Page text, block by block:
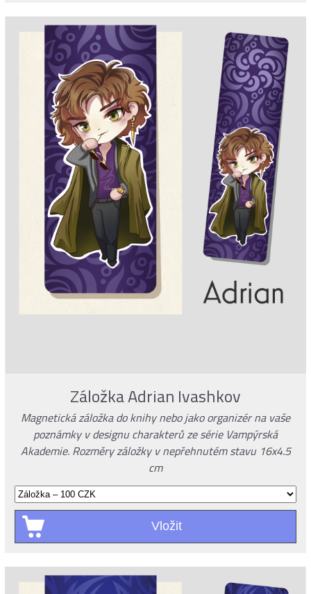
Záložka Adrian Ivashkov
Magnetická záložka do knihy nebo jako organizér na vaše
poznámky v designu charakterů ze série Vampýrská
Akademie. Rozměry záložky v nepřehnutém stavu 16x4.5
cm